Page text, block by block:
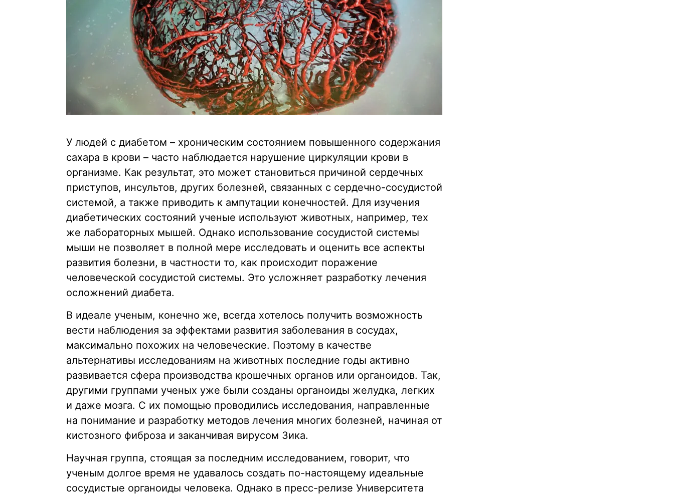
У людей с диабетом – хроническим состоянием повышенного содержания
сахара в крови – часто наблюдается нарушение циркуляции крови в
организме. Как результат, это может становиться причиной сердечных
приступов, инсультов, других болезней, связанных с сердечно-сосудистой
системой, а также приводить к ампутации конечностей. Для изучения
диабетических состояний ученые используют животных, например, тех
же лабораторных мышей. Однако использование сосудистой системы
мыши не позволяет в полной мере исследовать и оценить все аспекты
развития болезни, в частности то, как происходит поражение
человеческой сосудистой системы. Это усложняет разработку лечения
осложнений диабета.
В идеале ученым, конечно же, всегда хотелось получить возможность
вести наблюдения за эффектами развития заболевания в сосудах,
максимально похожих на человеческие. Поэтому в качестве
альтернативы исследованиям на животных последние годы активно
развивается сфера производства крошечных органов или органоидов. Так,
другими группами ученых уже были созданы органоиды желудка, легких
и даже мозга. С их помощью проводились исследования, направленные
на понимание и разработку методов лечения многих болезней, начиная от
кистозного фиброза и заканчивая вирусом Зика.
Научная группа, стоящая за последним исследованием, говорит, что
ученым долгое время не удавалось создать по-настоящему идеальные
сосудистые органоиды человека. Однако в пресс-релизе Университета